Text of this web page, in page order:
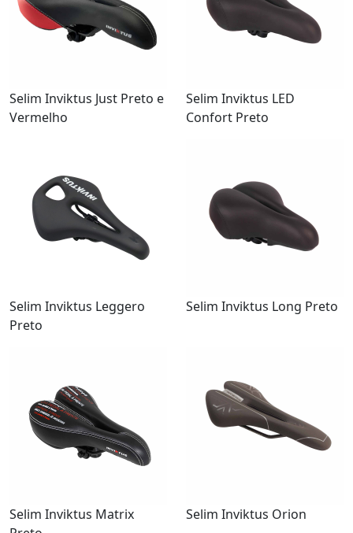
Selim Inviktus Just Preto e
Vermelho
Selim Inviktus LED
Confort Preto
Selim Inviktus Leggero
Preto
Selim Inviktus Long Preto
Selim Inviktus Matrix
Selim Inviktus Orion